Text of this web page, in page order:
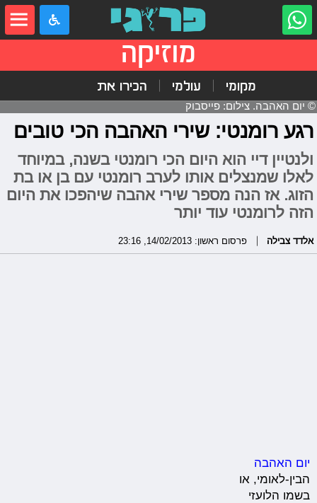
מוזיקה
מקומי עולמי הכירו את
© יום האהבה. צילום: פייסבוק
רגע רומנטי: שירי האהבה הכי טובים
ולנטיין דיי הוא היום הכי רומנטי בשנה, במיוחד
לאלו שמנצלים אותו לערב רומנטי עם בן או בת
הזוג. אז הנה מספר שירי אהבה שיהפכו את היום
הזה לרומנטי עוד יותר
אלדד צבילה פרסום ראשון: 14/02/2013, 23:16
יום האהבה
הבין-לאומי, או
בשמו הלועזי